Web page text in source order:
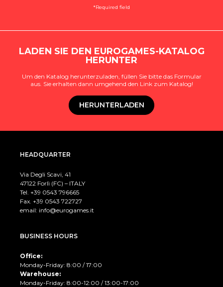
*Required field
LADEN SIE DEN EUROGAMES-KATALOG
HERUNTER
Um den Katalog herunterzuladen, füllen Sie bitte das Formular
aus. Sie erhalten dann umgehend den Link zum Katalog!
HERUNTERLADEN
HEADQUARTER
Via Degli Scavi, 41
47122 Forlì (FC) – ITALY
Tel. +39 0543 796665
Fax. +39 0543 722727
email: info@eurogames.it
BUSINESS HOURS
Office:
Monday-Friday: 8:00 / 17:00
Warehouse:
Monday-Friday: 8:00-12:00 / 13:00-17:00